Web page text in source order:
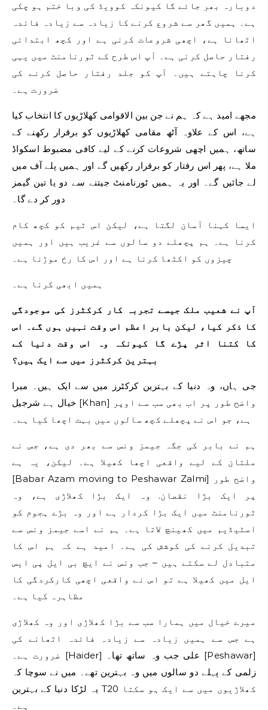
دوبارہ بھر جائے گا کیونکہ کوویڈ کی وبا ختم ہو چکی
ہے۔ ہمیں گھر سے شروع کرنے کا زیادہ سے زیادہ فائدہ
اٹھانا ہے، اچھی شروعات کرنی ہے اور کچھ ابتدائی
رفتار حاصل کرنی ہے۔ آپ اس طرح کے ٹورنامنٹ میں یہی
کرنا چاہتے ہیں۔ آپ کو جلد رفتار حاصل کرنے کی
ضرورت ہے۔
مجھے امید ہے کہ ہم نے جن بین الاقوامی کھلاڑیوں کا انتخاب کیا
ہے، اس کے علاوہ آٹھ مقامی کھلاڑیوں کو برقرار رکھنے کے
ساتھ، ہمیں اچھی شروعات کرنے کے لیے کافی مضبوط اسکواڈ
ملا ہے، پھر اس رفتار کو برقرار رکھیں گے اور ہمیں پلے آف میں
لے جائیں گے۔ اور یہ ہمیں ٹورنامنٹ جیتنے سے دو یا تین گیمز
دور کر دے گا۔
ایسا کہنا آسان لگتا ہے، لیکن اس ٹیم کو کچھ کام
کرنا ہے۔ ہم پچھلے دو سالوں سے غریب ہیں اور ہمیں
چیزوں کو اکٹھا کرنا ہے اور اس کا رخ موڑنا ہے۔
ہمیں ابھی کرنا ہے۔
آپ نے شعیب ملک جیسے تجربہ کار کرکٹرز کی موجودگی
کا ذکر کیا، لیکن بابر اعظم اس وقت نہیں ہوں گے۔ اس
کا کتنا اثر پڑے گا کیونکہ وہ اس وقت دنیا کے
بہترین کرکٹرز میں سے ایک ہیں؟
جی ہاں، وہ دنیا کے بہترین کرکٹرز میں سے ایک ہیں۔ میرا
خیال ہے شرجیل [Khan] واضح طور پر اب بھی سب سے اوپر
ہے، جو اس نے پچھلے کچھ سالوں میں بہت اچھا کیا ہے۔
ہم نے بابر کی جگہ جیمز ونس سے بھر دی ہے، جس نے
ملتان کے لیے واقعی اچھا کھیلا ہے۔ لیکن، یہ ہے
[Babar Azam moving to Peshawar Zalmi] واضح طور
پر ایک بڑا نقصان. وہ ایک بڑا کھلاڑی ہے، وہ
ٹورنامنٹ میں ایک بڑا کردار ہے اور وہ بڑے ہجوم کو
اسٹیڈیم میں کھینچ لاتا ہے۔ ہم نے اسے جیمز ونس سے
تبدیل کرنے کی کوشش کی ہے۔ امید ہے کہ ہم اس کا
متبادل لے سکتے ہیں – جب ونس نے ایچ بی ایل پی ایس
ایل میں کھیلا ہے تو اس نے واقعی اچھی کارکردگی کا
مظاہرہ کیا ہے۔
میرے خیال میں ہمارا سب سے بڑا کھلاڑی اور وہ کھلاڑی
ہے جس سے ہمیں زیادہ سے زیادہ فائدہ اٹھانے کی
ضرورت ہے۔ [Haider] علی جب وہ ساتھ تھا۔ [Peshawar]
زلمی کے پہلے دو سالوں میں وہ بہترین تھے۔ میں نے سوچا کہ
یہ لڑکا دنیا کے بہترین T20 کھلاڑیوں میں سے ایک ہو سکتا
ہے۔